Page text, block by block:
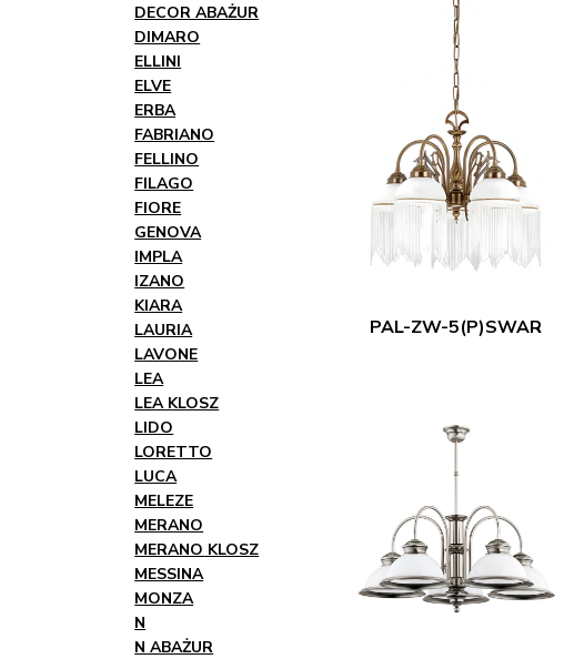
DECOR ABAŻUR
DIMARO
ELLINI
ELVE
ERBA
FABRIANO
FELLINO
FILAGO
FIORE
GENOVA
IMPLA
IZANO
KIARA
LAURIA
LAVONE
LEA
LEA KLOSZ
LIDO
LORETTO
LUCA
MELEZE
MERANO
MERANO KLOSZ
MESSINA
MONZA
N
N ABAŻUR
PAL-ZW-5(P)SWAR